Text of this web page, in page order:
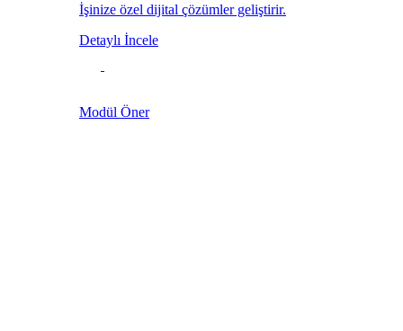
İşinize özel dijital çözümler geliştirir.
Detaylı İncele
Modül Öner